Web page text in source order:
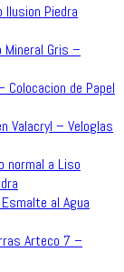
Ilusion Piedra
Gris –
de Papel
Valacryl – Veloglas
normal a Liso
al Agua
Arteco 7 –